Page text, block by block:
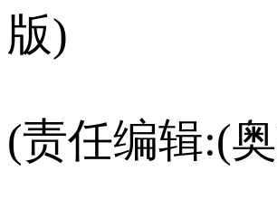
版)
(责任编辑:(